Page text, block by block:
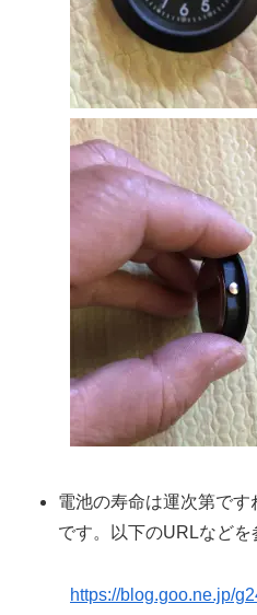
電池の寿命は運次第です
です。以下のURLなどを
https://blog.goo.ne.jp/